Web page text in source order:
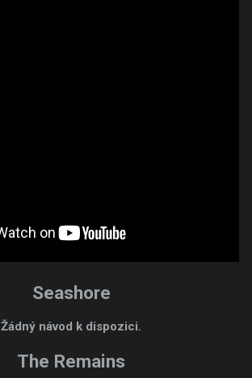
Seashore
Žádný návod k dispozici.
The Remains